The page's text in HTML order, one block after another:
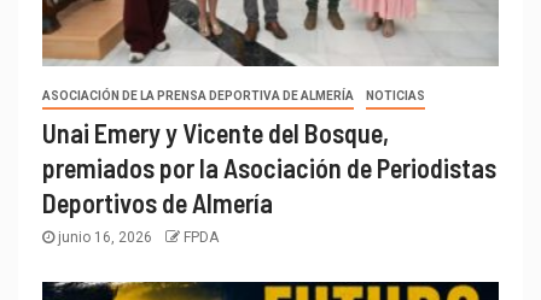
ASOCIACIÓN DE LA PRENSA DEPORTIVA DE ALMERÍA NOTICIAS
Unai Emery y Vicente del Bosque,
premiados por la Asociación de Periodistas
Deportivos de Almería
junio 16, 2026 FPDA